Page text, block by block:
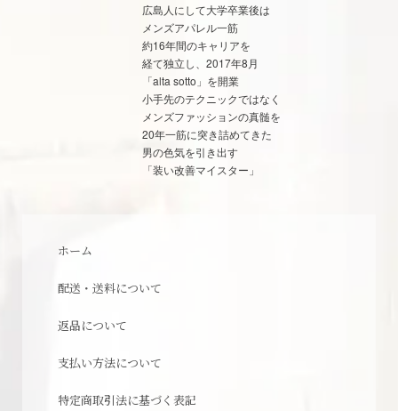
広島人にして大学卒業後は
メンズアパレル一筋
約16年間のキャリアを
経て独立し、2017年8月
「alta sotto」を開業
小手先のテクニックではなく
メンズファッションの真髄を
20年一筋に突き詰めてきた
男の色気を引き出す
「装い改善マイスター」
ホーム
配送・送料について
返品について
支払い方法について
特定商取引法に基づく表記